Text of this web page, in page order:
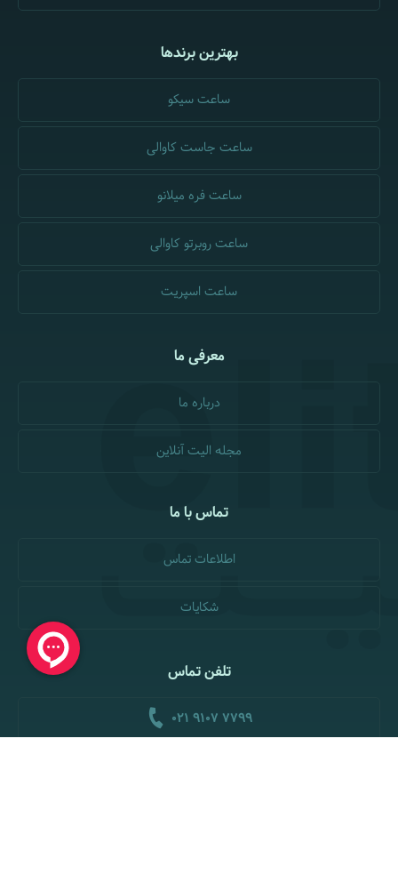
بهترین برندها
ساعت سیکو
ساعت جاست کاوالی
ساعت فره میلانو
ساعت روبرتو کاوالی
ساعت اسپریت
معرفی ما
درباره ما
مجله الیت آنلاین
تماس با ما
اطلاعات تماس
شکایات
تلفن تماس
021 9107 7799